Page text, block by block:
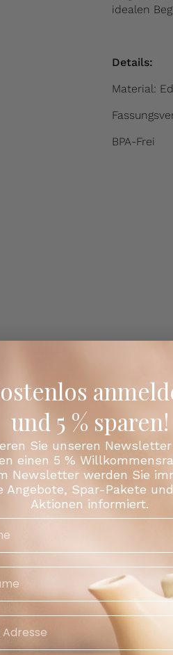
idealen
Details:
Material:
BPA-Frei
Teilen
und 5 % sparen!
Sie unseren
einen 5 %
Newsletter werden Sie
Angebote, Spar-Pakete
Aktionen informiert.